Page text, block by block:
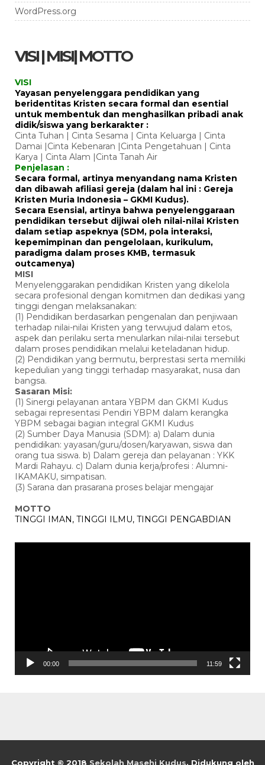
WordPress.org
VISI | MISI| MOTTO
VISI
Yayasan penyelenggara pendidikan yang
beridentitas Kristen secara formal dan esential
untuk membentuk dan menghasilkan pribadi anak
didik/siswa yang berkarakter :
Cinta Tuhan | Cinta Sesama | Cinta Keluarga | Cinta
Damai |Cinta Kebenaran |Cinta Pengetahuan | Cinta
Karya | Cinta Alam |Cinta Tanah Air
Penjelasan :
Secara formal, artinya menyandang nama Kristen
dan dibawah afiliasi gereja (dalam hal ini : Gereja
Kristen Muria Indonesia – GKMI Kudus).
Secara Esensial, artinya bahwa penyelenggaraan
pendidikan tersebut dijiwai oleh nilai-nilai Kristen
dalam setiap aspeknya (SDM, pola interaksi,
kepemimpinan dan pengelolaan, kurikulum,
paradigma dalam proses KMB, termasuk
outcamenya)
MISI
Menyelenggarakan pendidikan Kristen yang dikelola
secara profesional dengan komitmen dan dedikasi yang
tinggi dengan melaksanakan:
(1) Pendidikan berdasarkan pengenalan dan penjiwaan
terhadap nilai-nilai Kristen yang terwujud dalam etos,
aspek dan perilaku serta menularkan nilai-nilai tersebut
dalam proses pendidikan melalui keteladanan hidup.
(2) Pendidikan yang bermutu, berprestasi serta memiliki
kepedulian yang tinggi terhadap masyarakat, nusa dan
bangsa.
Sasaran Misi:
(1) Sinergi pelayanan antara YBPM dan GKMI Kudus
sebagai representasi Pendiri YBPM dalam kerangka
YBPM sebagai bagian integral GKMI Kudus
(2) Sumber Daya Manusia (SDM): a) Dalam dunia
pendidikan: yayasan/guru/dosen/karyawan, siswa dan
orang tua siswa. b) Dalam gereja dan pelayanan : YKK
Mardi Rahayu. c) Dalam dunia kerja/profesi : Alumni-
IKAMAKU, simpatisan.
(3) Sarana dan prasarana proses belajar mengajar
MOTTO
TINGGI IMAN, TINGGI ILMU, TINGGI PENGABDIAN
00:00 11:59
Copyright © 2018 Sekolah Masehi Kudus. Didukung oleh